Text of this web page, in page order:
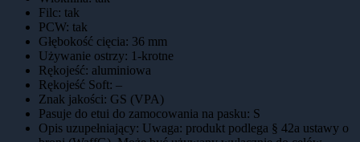
Filc: tak
PCW: tak
Głębokość cięcia: 36 mm
Używanie ostrzy: 1-krotne
Rękojeść: aluminiowa
Rękojeść Soft: –
Znak jakości: GS (VPA)
Pasuje do etui do zamocowania na pasku: S
Opis uzupełniający: Uwaga: produkt podlega § 42a ustawy o